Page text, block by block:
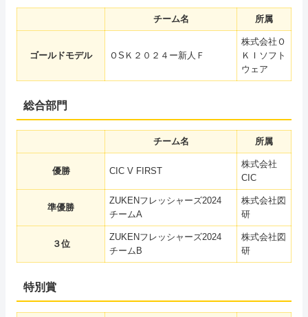
チーム名 所属
ゴールドモデル ＯSＫ２０２４ー新人Ｆ
株式会社Ｏ
ＫＩソフト
ウェア
総合部門
チーム名 所属
優勝 CIC V FIRST
株式会社
CIC
準優勝
ZUKENフレッシャーズ2024
チームA
株式会社図
研
３位
ZUKENフレッシャーズ2024
チームB
株式会社図
研
特別賞